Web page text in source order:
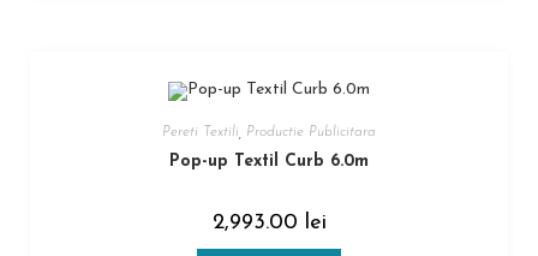
Pereti Textili Productie Publicitara
Pop-up Textil Curb 6.0m
2,993.00 lei